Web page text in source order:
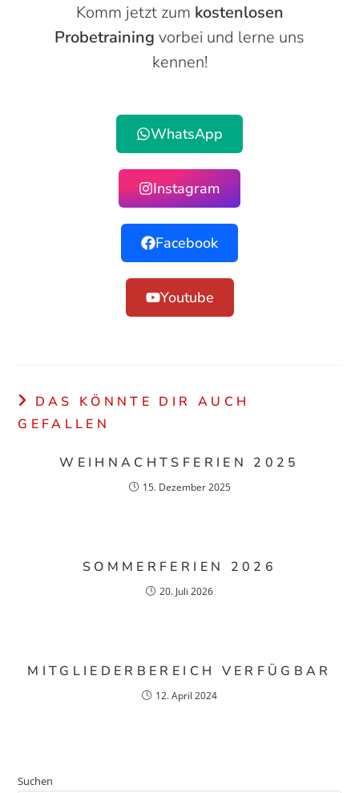
Komm jetzt zum kostenlosen
Probetraining vorbei und lerne uns
kennen!
WhatsApp
Instagram
Facebook
Youtube
DAS KÖNNTE DIR AUCH
GEFALLEN
WEIHNACHTSFERIEN 2025
15. Dezember 2025
SOMMERFERIEN 2026
20. Juli 2026
MITGLIEDERBEREICH VERFÜGBAR
12. April 2024
Suchen